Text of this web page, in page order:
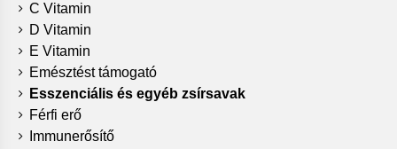
C Vitamin
D Vitamin
E Vitamin
Emésztést támogató
Esszenciális és egyéb zsírsavak
Férfi erő
Immunerősítő